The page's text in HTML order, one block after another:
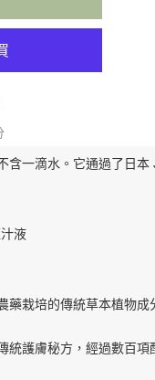
含一滴水。它通過了日
液
藥栽培的傳統草本植物
統護膚秘方，經過數百